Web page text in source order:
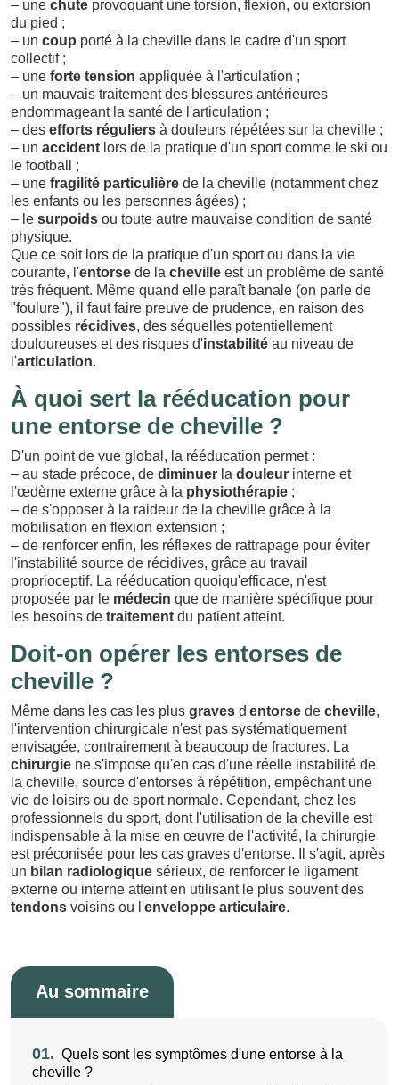
– une chute provoquant une torsion, flexion, ou extorsion
du pied ;
– un coup porté à la cheville dans le cadre d'un sport
collectif ;
– une forte tension appliquée à l'articulation ;
– un mauvais traitement des blessures antérieures
endommageant la santé de l'articulation ;
– des efforts réguliers à douleurs répétées sur la cheville ;
– un accident lors de la pratique d'un sport comme le ski ou
le football ;
– une fragilité particulière de la cheville (notamment chez
les enfants ou les personnes âgées) ;
– le surpoids ou toute autre mauvaise condition de santé
physique.
Que ce soit lors de la pratique d'un sport ou dans la vie
courante, l'entorse de la cheville est un problème de santé
très fréquent. Même quand elle paraît banale (on parle de
"foulure"), il faut faire preuve de prudence, en raison des
possibles récidives, des séquelles potentiellement
douloureuses et des risques d'instabilité au niveau de
l'articulation.
À quoi sert la rééducation pour
une entorse de cheville ?
D'un point de vue global, la rééducation permet :
– au stade précoce, de diminuer la douleur interne et
l'œdème externe grâce à la physiothérapie ;
– de s'opposer à la raideur de la cheville grâce à la
mobilisation en flexion extension ;
– de renforcer enfin, les réflexes de rattrapage pour éviter
l'instabilité source de récidives, grâce au travail
proprioceptif. La rééducation quoiqu'efficace, n'est
proposée par le médecin que de manière spécifique pour
les besoins de traitement du patient atteint.
Doit-on opérer les entorses de
cheville ?
Même dans les cas les plus graves d'entorse de cheville,
l'intervention chirurgicale n'est pas systématiquement
envisagée, contrairement à beaucoup de fractures. La
chirurgie ne s'impose qu'en cas d'une réelle instabilité de
la cheville, source d'entorses à répétition, empêchant une
vie de loisirs ou de sport normale. Cependant, chez les
professionnels du sport, dont l'utilisation de la cheville est
indispensable à la mise en œuvre de l'activité, la chirurgie
est préconisée pour les cas graves d'entorse. Il s'agit, après
un bilan radiologique sérieux, de renforcer le ligament
externe ou interne atteint en utilisant le plus souvent des
tendons voisins ou l'enveloppe articulaire.
Au sommaire
01. Quels sont les symptômes d'une entorse à la
cheville ?